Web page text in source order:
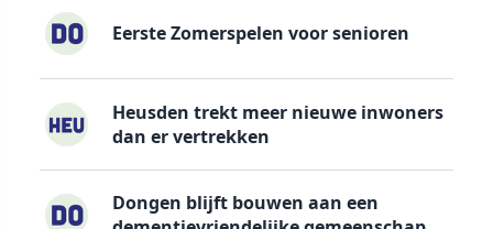
Eerste Zomerspelen voor senioren
Heusden trekt meer nieuwe inwoners
dan er vertrekken
Dongen blijft bouwen aan een